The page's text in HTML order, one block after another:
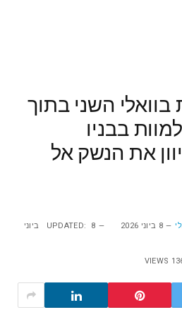
השני בתוך
בבניו
את הנשק אל
8 ביוני 2026 UPDATED: 8 ביוני
VIEWS